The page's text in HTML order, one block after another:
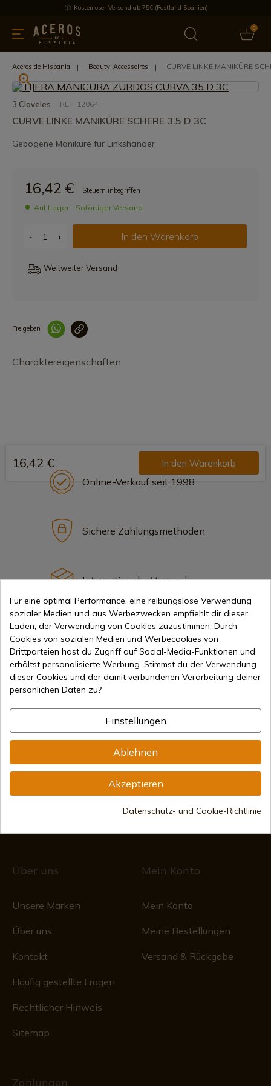
Kostenloser Versand ab 75€ (Festland Spanien)
0
Bietet Aktuelles Bestseller
Aceros de Hispania Beauty-Accessoires CURVE LINKE MANIKÜRE
3 Claveles REF: 12064
CURVE LINKE MANIKÜRE SCHERE 3.5 D 3C
Gebogene Maniküre für Linkshänder
16,42 € Steuern inbegriffen
Auf Lager - Sofortiger Versand
- + In den Warenkorb
Weltweiter Versand
Freigeben
Charaktereigenschaften
16,42 € In den Warenkorb
Online-Verkauf seit 1998
Sichere Zahlungsmethoden
Internationaler Versand
Information
info@aceros-de-hispania.com
Kundeninformationen
Montag bis Freitag von 09:00 bis 15:00 Uhr
(Außer an Feiertagen)
CIF: ES B44193092 · Eingetragen im Handelsregister
Über uns
Unsere Marken
Über uns
Kontakt
Häufig gestellte Fragen
Rechtlicher Hinweis
Sitemap
Mein Konto
Mein Konto
Meine Bestellungen
Versand & Rückgabe
Zahlungen
Für eine optimal Performance, eine reibungslose Verwendung
sozialer Medien und aus Werbezwecken empfiehlt dir dieser
Laden, der Verwendung von Cookies zuzustimmen. Durch
Cookies von sozialen Medien und Werbecookies von
Drittparteien hast du Zugriff auf Social-Media-Funktionen und
erhältst personalisierte Werbung. Stimmst du der Verwendung
dieser Cookies und der damit verbundenen Verarbeitung deiner
persönlichen Daten zu?
Einstellungen
Ablehnen
Akzeptieren
Datenschutz- und Cookie-Richtlinie